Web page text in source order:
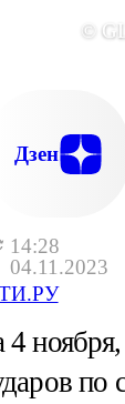
14:28
04.11.2023
©
Дзен
по